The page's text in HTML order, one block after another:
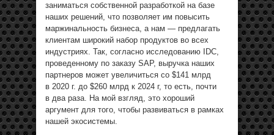
заниматься собственной разработкой на базе
наших решений, что позволяет им повысить
маржинальность бизнеса, а нам — предлагать
клиентам широкий набор продуктов во всех
индустриях. Так, согласно исследованию IDC,
проведенному по заказу SAP, выручка наших
партнеров может увеличиться со $141 млрд
в 2020 г. до $260 млрд к 2024 г, то есть, почти
в два раза. На мой взгляд, это хороший
аргумент для того, чтобы развиваться в рамках
нашей экосистемы.